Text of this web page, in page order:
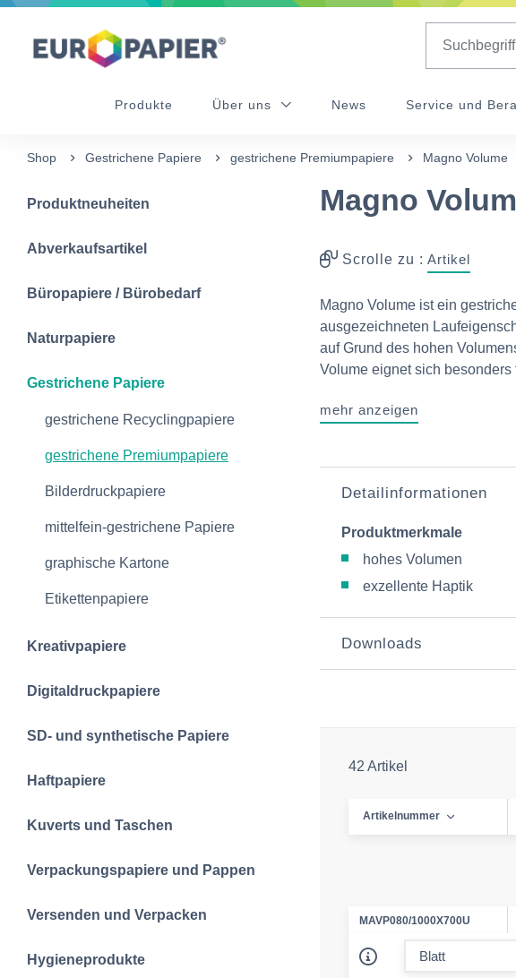
Table Of Content
Diese Produkte könnten Sie auch interessieren
Produkte Über uns News Service und
Shop Gestrichene Papiere gestrichene Premiumpapiere Magno Volume
Produktneuheiten
Abverkaufsartikel
Büropapiere / Bürobedarf
Naturpapiere
Gestrichene Papiere
gestrichene Recyclingpapiere
gestrichene Premiumpapiere
Bilderdruckpapiere
mittelfein-gestrichene Papiere
graphische Kartone
Etikettenpapiere
Kreativpapiere
Digitaldruckpapiere
SD- und synthetische Papiere
Haftpapiere
Kuverts und Taschen
Verpackungspapiere und Pappen
Versenden und Verpacken
Hygieneprodukte
Magno
Scrolle zu : Artikel
Magno Volume ist ein
ausgezeichneten
auf Grund des hohen
Volume eignet sich
mehr anzeigen
Detailinformationen
Produktmerkmale
hohes Volumen
exzellente Haptik
Downloads
42 Artikel
Artikelnummer
MAVP080/1000X700U